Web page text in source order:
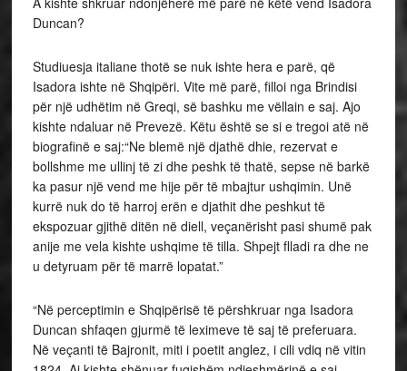
Duncan?
Studiuesja italiane thotë se nuk ishte hera e parë, që
Isadora ishte në Shqipëri. Vite më parë, filloi nga Brindisi
për një udhëtim në Greqi, së bashku me vëllain e saj. Ajo
kishte ndaluar në Prevezë. Këtu është se si e tregoi atë në
biografinë e saj:“Ne blemë një djathë dhie, rezervat e
bollshme me ullinj të zi dhe peshk të thatë, sepse në barkë
ka pasur një vend me hije për të mbajtur ushqimin. Unë
kurrë nuk do të harroj erën e djathit dhe peshkut të
ekspozuar gjithë ditën në diell, veçanërisht pasi shumë pak
anije me vela kishte ushqime të tilla. Shpejt flladi ra dhe ne
u detyruam për të marrë lopatat.”
“Në perceptimin e Shqipërisë të përshkruar nga Isadora
Duncan shfaqen gjurmë të leximeve të saj të preferuara.
Në veçanti të Bajronit, miti i poetit anglez, i cili vdiq në vitin